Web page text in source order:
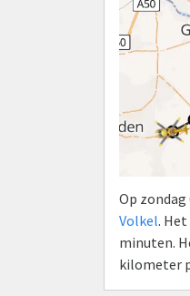
Op
Volkel.
minuten.
kilometer